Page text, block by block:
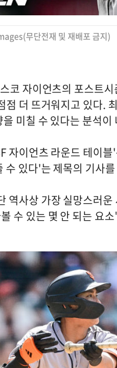
무단전재 및 재배포 금지)
코 자이언츠의 포스트
더 뜨거워지고 있다.
미칠 수 있다는 분석이
자이언츠 라운드 테이
수 있다'는 제목의 기사
역사상 가장 실망스러
수 있는 몇 안 되는 요